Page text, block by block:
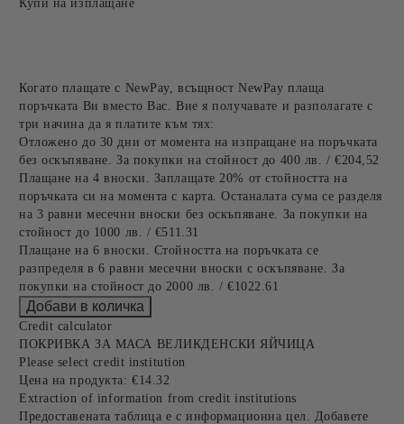
Купи на изплащане
Когато плащате с NewPay, всъщност NewPay плаща
поръчката Ви вместо Вас. Вие я получавате и разполагате с
три начина да я платите към тях:
Отложено до 30 дни от момента на изпращане на поръчката
без оскъпяване. За покупки на стойност до 400 лв. / €204,52
Плащане на 4 вноски. Заплащате 20% от стойността на
поръчката си на момента с карта. Останалата сума се разделя
на 3 равни месечни вноски без оскъпяване. За покупки на
стойност до 1000 лв. / €511.31
Плащане на 6 вноски. Стойността на поръчката се
разпределя в 6 равни месечни вноски с оскъпяване. За
покупки на стойност до 2000 лв. / €1022.61
Credit calculator
ПОКРИВКА ЗА МАСА ВЕЛИКДЕНСКИ ЯЙЧИЦА
Please select credit institution
Цена на продукта: €14.32
Extraction of information from credit institutions
Предоставената таблица е с информационна цел. Добавете